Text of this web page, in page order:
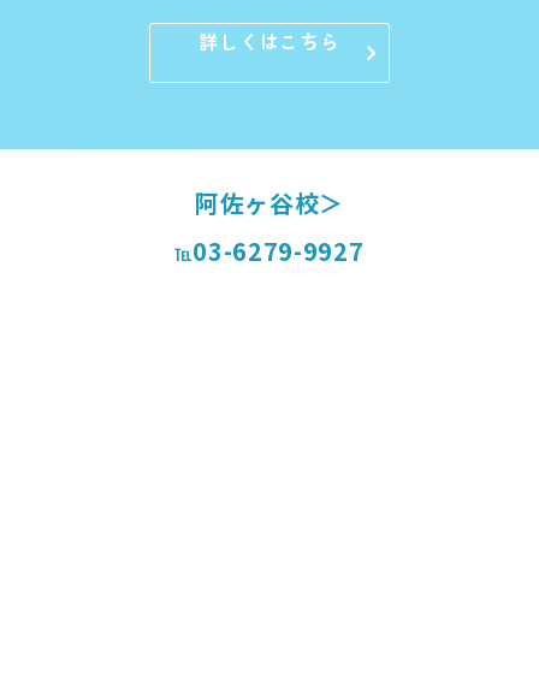
詳しくはこちら
阿佐ヶ谷校＞
℡03-6279-9927